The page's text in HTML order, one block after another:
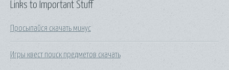
Links to Important Stuff
Просыпайся скачать минус
Игры квест поиск предметов скачать